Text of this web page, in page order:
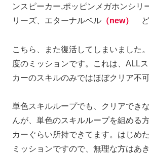
ンスピーカー,ポッピンメガホンシリ
リーズ、エターナルベル （new） ど
こちら、また復活してしまいました
度のミッションです。これは、ALL
カーのスキルのみではほぼクリア不可
単色スキルループでも、クリアでき
んが、単色のスキルループを組める
カーぐらい所持できてます。はじめ
ミッションですので、無理な方はあ